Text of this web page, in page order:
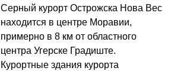
Серный курорт Острожска Нова Вес
находится в центре Моравии,
примерно в 8 км от областного
центра Угерске Градиште.
Курортные здания курорта